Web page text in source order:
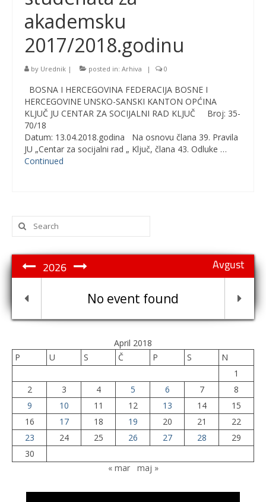
akademsku
2017/2018.godinu
by Urednik | posted in: Arhiva | 0
BOSNA I HERCEGOVINA FEDERACIJA BOSNE I
HERCEGOVINE UNSKO-SANSKI KANTON OPĆINA
KLJUČ JU CENTAR ZA SOCIJALNI RAD KLJUČ Broj: 35-
70/18
Datum: 13.04.2018.godina Na osnovu člana 39. Pravila
JU „Centar za socijalni rad „ Ključ, člana 43. Odluke …
Continued
Search
for:
Avgust
2026
No event found
April 2018
P
U S Č P S
N
1
2
3 4 5 6 7
8
9
10 11 12 13 14
15
16
17 18 19 20 21
22
23
24 25 26 27 28
29
30
« mar
maj »